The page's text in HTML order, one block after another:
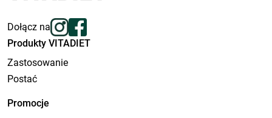
Dołącz na
Produkty VITADIET
Zastosowanie
Postać
Promocje